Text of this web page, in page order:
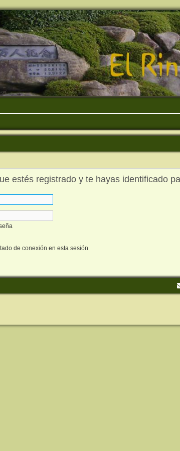
estés registrado y te hayas identificado
de conexión en esta sesión